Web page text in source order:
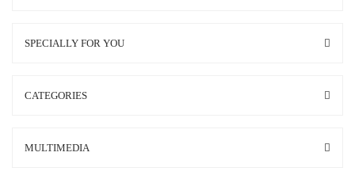
SPECIALLY FOR YOU
CATEGORIES
MULTIMEDIA